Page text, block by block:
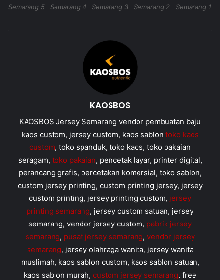
Semarang 5
Semarang 4
Semarang 3
Semarang 2
Semarang 1
KAOSBOS
KAOSBOS Jersey Semarang vendor pembuatan baju
kaos custom, jersey custom, kaos sablon toko kaos
custom, toko spanduk, toko kaos, toko pakaian
seragam, toko pakaian, pencetak layar, printer digital,
perancang grafis, percetakan komersial, toko sablon,
custom jersey printing, custom printing jersey, jersey
custom printing, jersey printing custom, jersey
printing semarang, jersey custom satuan, jersey
semarang, vendor jersey custom, pabrik jersey
semarang, pusat jersey semarang, vendor jersey
semarang, jersey olahraga wanita, jersey wanita
muslimah, kaos sablon custom, kaos sablon satuan,
kaos sablon murah, custom jersey semarang. free